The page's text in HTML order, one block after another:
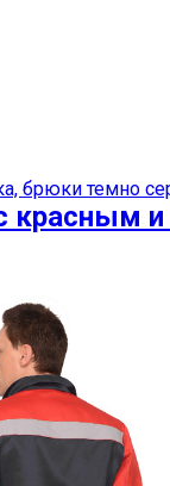
можно
брюки темно
красным